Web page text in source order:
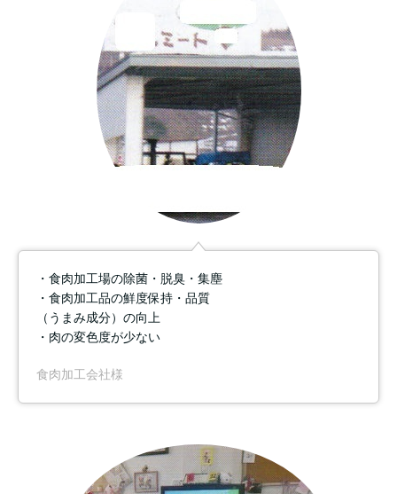
・食肉加工場の除菌・脱臭・集塵
・食肉加工品の鮮度保持・品質
（うまみ成分）の向上
・肉の変色度が少ない
食肉加工会社様